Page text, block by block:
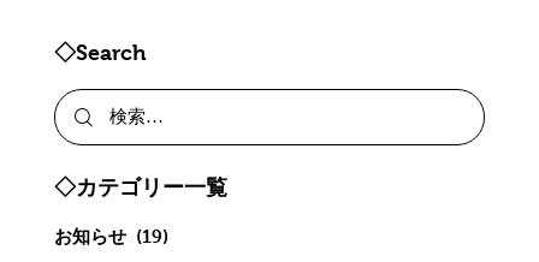
◇Search
◇カテゴリー一覧
お知らせ (19)